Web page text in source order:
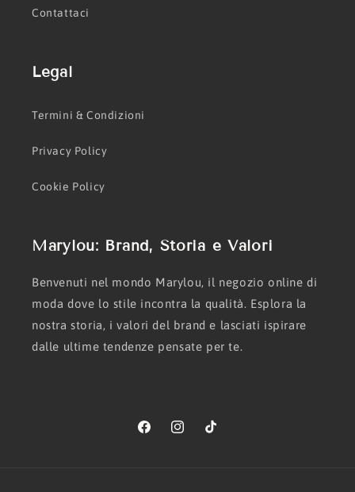
Contattaci
Legal
Termini & Condizioni
Privacy Policy
Cookie Policy
Marylou: Brand, Storia e Valori
Benvenuti nel mondo Marylou, il negozio online di
moda dove lo stile incontra la qualità. Esplora la
nostra storia, i valori del brand e lasciati ispirare
dalle ultime tendenze pensate per te.
FacebookInstagramTikTok